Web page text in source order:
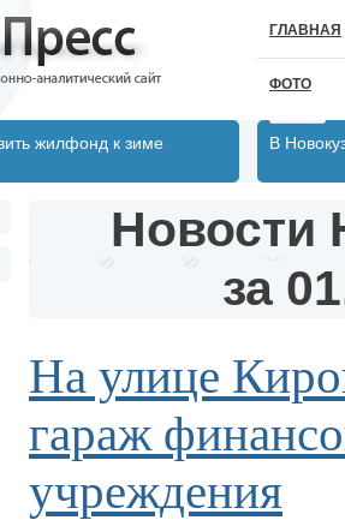
ГЛАВНАЯ
ФОТО
жилфонд к зиме В
Новости
за
На улице
гараж
учреждения